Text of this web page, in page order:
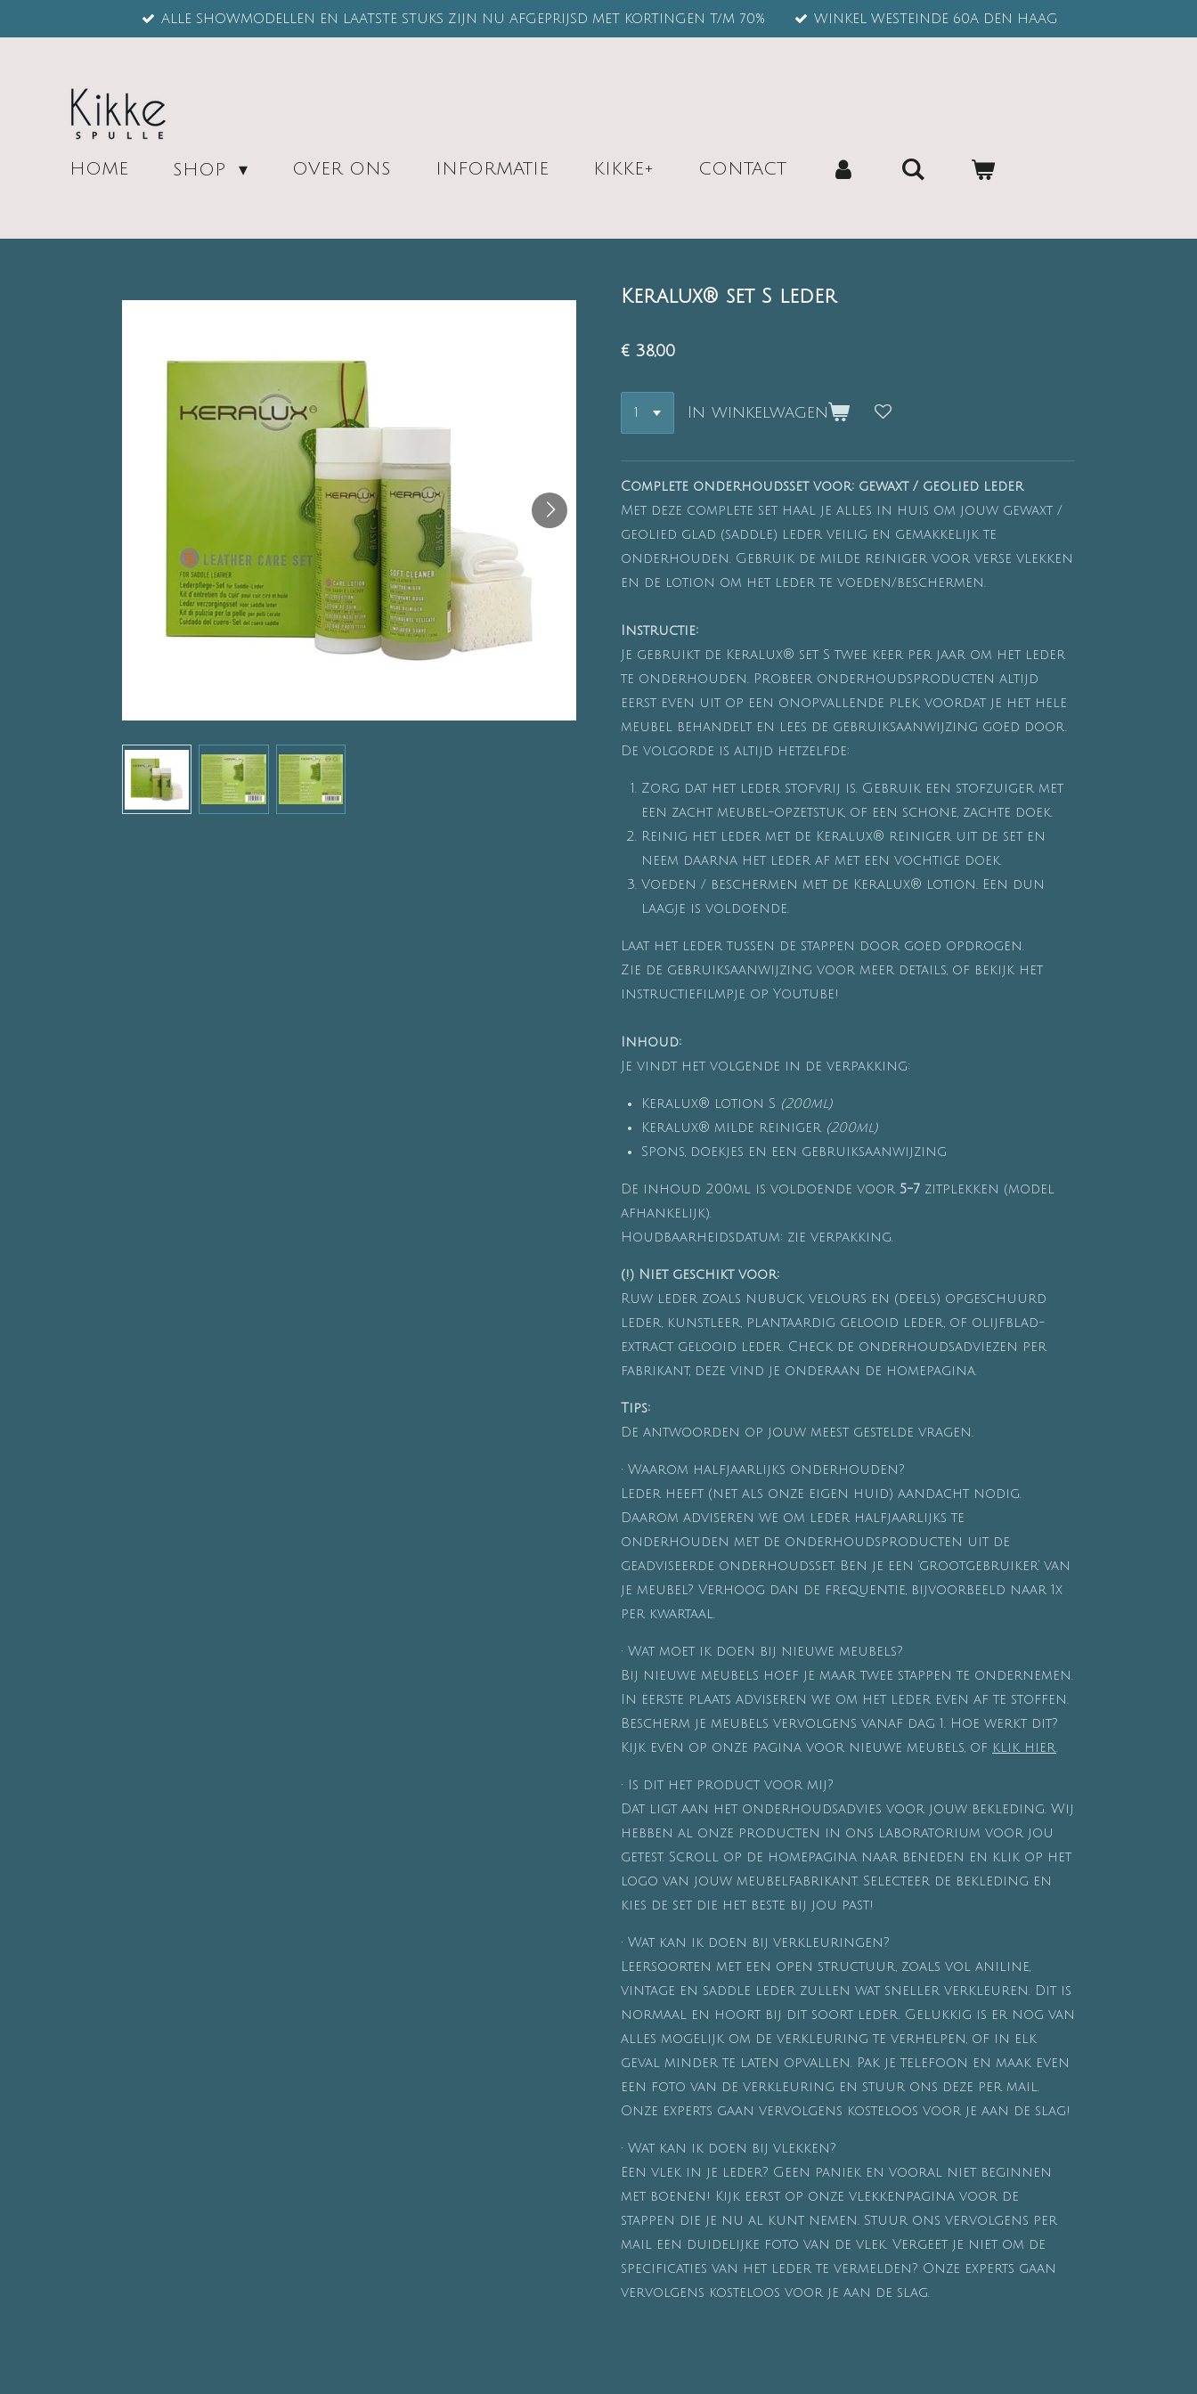
hoofdinhoud
ALLE SHOWMODELLEN EN LAATSTE STUKS ZIJN NU AFGEPRIJSD MET KORTINGEN T/M 70% WINKEL WESTEINDE 60A DEN HAAG
HOME SHOP OVER ONS INFORMATIE KIKKE+ CONTACT
Keralux® set S leder
€ 38,00
In winkelwagen
Complete onderhoudsset voor: gewaxt / geolied leder
Met deze complete set haal je alles in huis om jouw gewaxt /
geolied glad (saddle) leder veilig en gemakkelijk te
onderhouden. Gebruik de milde reiniger voor verse vlekken
en de lotion om het leder te voeden/beschermen.
Instructie:
Je gebruikt de Keralux® set S twee keer per jaar om het leder
te onderhouden. Probeer onderhoudsproducten altijd
eerst even uit op een onopvallende plek, voordat je het hele
meubel behandelt en lees de gebruiksaanwijzing goed door.
De volgorde is altijd hetzelfde:
Zorg dat het leder stofvrij is. Gebruik een stofzuiger met
een zacht meubel-opzetstuk, of een schone, zachte doek.
Reinig het leder met de Keralux® reiniger uit de set en
neem daarna het leder af met een vochtige doek.
Voeden / beschermen met de Keralux® lotion. Een dun
laagje is voldoende.
Laat het leder tussen de stappen door goed opdrogen.
Zie de gebruiksaanwijzing voor meer details, of bekijk het
instructiefilmpje op Youtube!
Inhoud:
Je vindt het volgende in de verpakking:
Keralux® lotion S (200ml)
Keralux® milde reiniger (200ml)
Spons, doekjes en een gebruiksaanwijzing
De inhoud 200ml is voldoende voor 5-7 zitplekken (model
afhankelijk).
Houdbaarheidsdatum: zie verpakking.
(!) Niet geschikt voor:
Ruw leder zoals nubuck, velours en (deels) opgeschuurd
leder, kunstleer, plantaardig gelooid leder, of olijfblad-
extract gelooid leder. Check de onderhoudsadviezen per
fabrikant, deze vind je onderaan de homepagina.
Tips:
De antwoorden op jouw meest gestelde vragen.
• Waarom halfjaarlijks onderhouden?
Leder heeft (net als onze eigen huid) aandacht nodig.
Daarom adviseren we om leder halfjaarlijks te
onderhouden met de onderhoudsproducten uit de
geadviseerde onderhoudsset. Ben je een ‘grootgebruiker’ van
je meubel? Verhoog dan de frequentie, bijvoorbeeld naar 1x
per kwartaal.
• Wat moet ik doen bij nieuwe meubels?
Bij nieuwe meubels hoef je maar twee stappen te ondernemen.
In eerste plaats adviseren we om het leder even af te stoffen.
Bescherm je meubels vervolgens vanaf dag 1. Hoe werkt dit?
Kijk even op onze pagina voor nieuwe meubels, of klik hier
•
Is dit het product voor mij?
Dat ligt aan het onderhoudsadvies voor jouw bekleding. Wij
hebben al onze producten in ons laboratorium voor jou
getest. Scroll op de homepagina naar beneden en klik op het
logo van jouw meubelfabrikant. Selecteer de bekleding en
kies de set die het beste bij jou past!
• Wat kan ik doen bij verkleuringen?
Leersoorten met een open structuur, zoals vol aniline,
vintage en saddle leder zullen wat sneller verkleuren. Dit is
normaal en hoort bij dit soort leder. Gelukkig is er nog van
alles mogelijk om de verkleuring te verhelpen, of in elk
geval minder te laten opvallen. Pak je telefoon en maak even
een foto van de verkleuring en stuur ons deze per mail.
Onze experts gaan vervolgens kosteloos voor je aan de slag!
• Wat kan ik doen bij vlekken?
Een vlek in je leder? Geen paniek en vooral niet beginnen
met boenen! Kijk eerst op onze vlekkenpagina voor de
stappen die je nu al kunt nemen. Stuur ons vervolgens per
mail een duidelijke foto van de vlek. Vergeet je niet om de
specificaties van het leder te vermelden? Onze experts gaan
vervolgens kosteloos voor je aan de slag.